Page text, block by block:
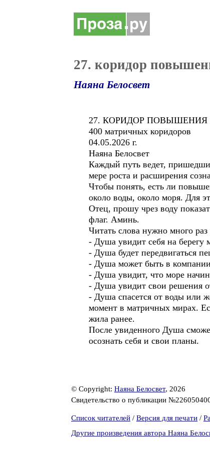
27. коридор
Наяна Белосвет
27. КОРИДОР ПОВЫШЕНИЯ
400 матричных коридоров
04.05.2026 г.
Наяна Белосвет
Каждый путь ведет,
мере роста и расширения
Чтобы понять, есть ли
около воды, около моря. Для
Отец, прошу чрез воду
флаг. Аминь.
Читать слова нужно много
- Душа увидит себя на берегу
- Душа будет передвигаться
- Душа может быть в
- Душа увидит, что море
- Душа увидит свои решения
- Душа спасется от воды или
момент в матричных мирах.
жила ранее.
После увиденного Душа
осознать себя и свои планы.
© Copyright: Наяна Белосвет, 2026
Свидетельство о публикации
Список читателей / Версия для печати /
Другие произведения автора Наяна